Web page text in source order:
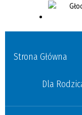
Strona Główna
Dla